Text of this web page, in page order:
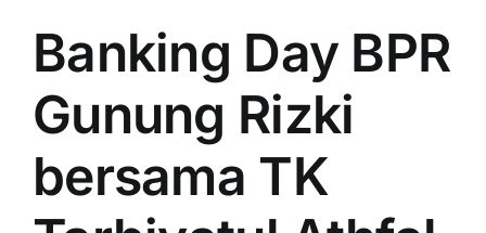
Banking Day BPR
Gunung Rizki
bersama TK